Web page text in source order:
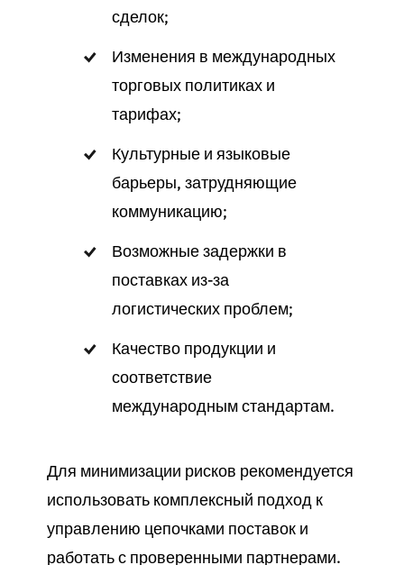
сделок;
Изменения в международных
торговых политиках и
тарифах;
Культурные и языковые
барьеры, затрудняющие
коммуникацию;
Возможные задержки в
поставках из-за
логистических проблем;
Качество продукции и
соответствие
международным стандартам.
Для минимизации рисков рекомендуется
использовать комплексный подход к
управлению цепочками поставок и
работать с проверенными партнерами.